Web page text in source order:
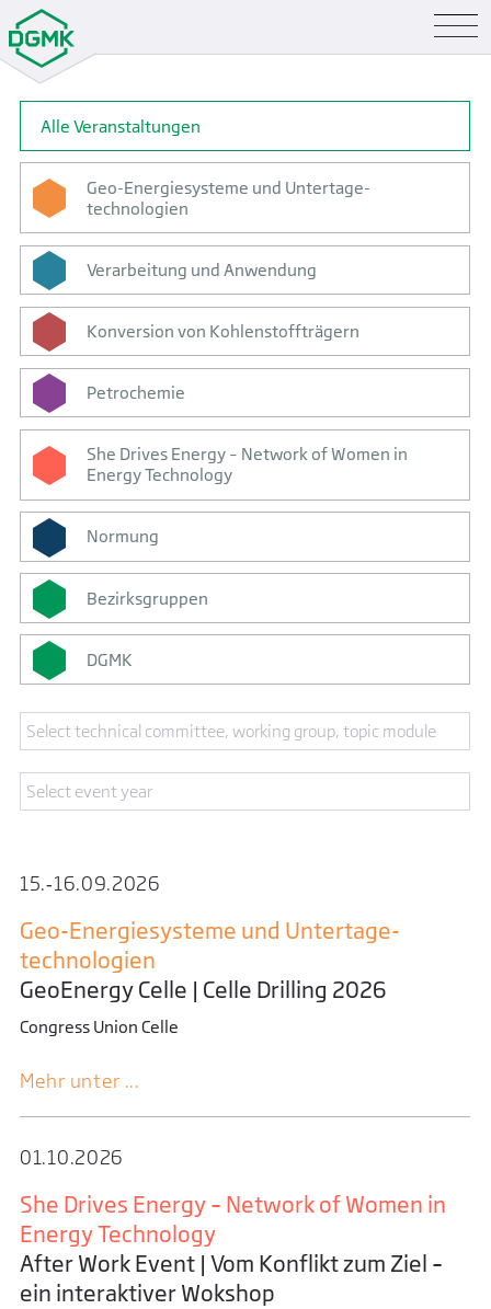
Alle Veranstaltungen
Geo-Energiesysteme und Untertage­
technologien
Verarbeitung und Anwendung
Konversion von Kohlenstoffträgern
Petrochemie
She Drives Energy – Network of Women in
Energy Technology
Normung
Bezirksgruppen
DGMK
15.‑16.​09.​2026
Geo-Energiesysteme und Untertage­
technologien
GeoEnergy Celle | Celle Drilling 2026
Congress Union Celle
Mehr unter ...
01.10.­2026
She Drives Energy – Network of Women in
Energy Technology
After Work Event | Vom Konflikt zum Ziel –
ein interaktiver Wokshop